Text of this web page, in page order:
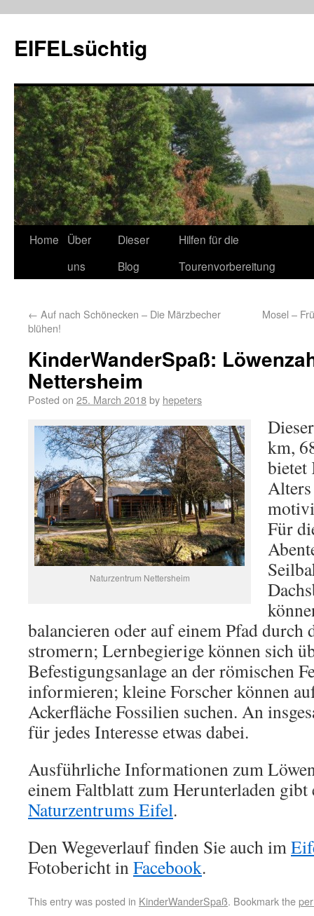
EIFELsüchtig
Home
Über
uns
Dieser
Blog
Hilfen für die
Tourenvorbereitung
← Auf nach Schönecken – Die Märzbecher
blühen!
Mosel –
KinderWanderSpaß:
Nettersheim
Posted on 25. March 2018by hepeters
Naturzentrum Nettersheim
km,
bietet
Für
balancieren oder auf einem Pfad durch
stromern; Lernbegierige können sich
Befestigungsanlage an der römischen
informieren; kleine Forscher können
Ackerfläche Fossilien suchen. An
für jedes Interesse etwas dabei.
Ausführliche Informationen zum
einem Faltblatt zum Herunterladen gibt
Naturzentrums Eifel.
Den Wegeverlauf finden Sie auch im
Fotobericht inFacebook.
This entry was posted in KinderWanderSpaß. Bookmark the